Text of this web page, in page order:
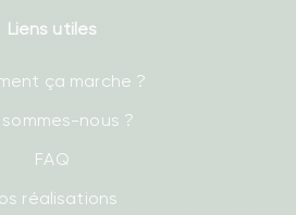
Liens utiles
ça marche ?
sommes-nous ?
FAQ
réalisations